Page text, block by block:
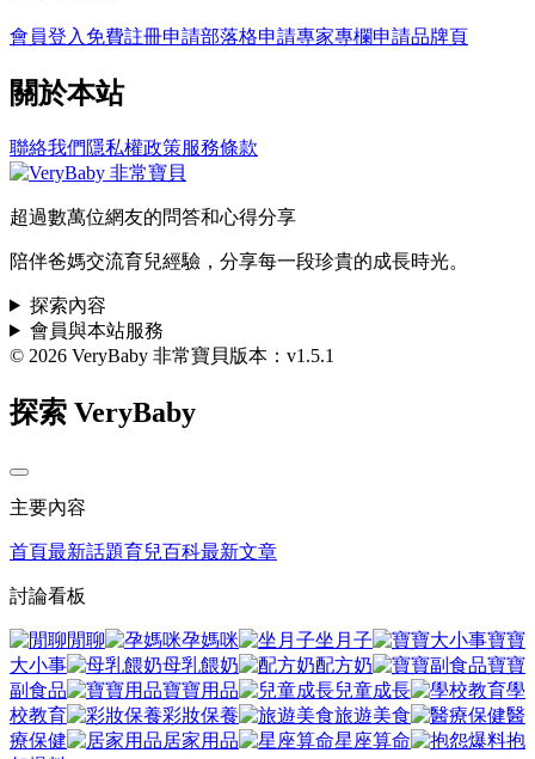
會員登入 免費註冊申請部落格申請專家專欄申請品牌頁
關於本站
聯絡我們 隱私權政策服務條款
超過數萬位網友的問答和心得分享
陪伴爸媽交流育兒經驗，分享每一段珍貴的成長時光。
探索內容
會員與本站服務
© 2026 VeryBaby 非常寶貝版本：v1.5.1
探索 VeryBaby
主要內容
首頁最新話題育兒百科最新文章
討論看板
閒聊 孕媽咪 坐月子
寶寶
大小事
母乳餵奶 配方奶
寶寶
副食品
寶寶用品 兒童成長
學
校教育
彩妝保養 旅遊美食
醫
療保健
居家用品 星座算命
抱